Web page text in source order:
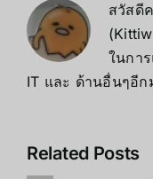
สวัสดี
ในกา
IT และ ด้านอื่นๆอีก
Related Posts